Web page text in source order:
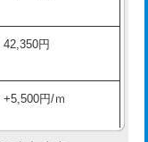
42,350円
+5,500円/ｍ